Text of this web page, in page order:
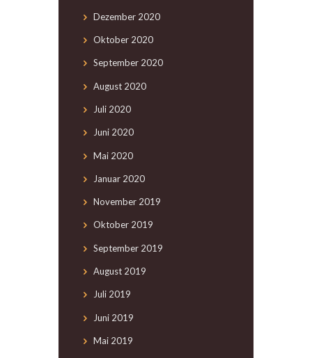
Dezember 2020
Oktober 2020
September 2020
August 2020
Juli 2020
Juni 2020
Mai 2020
Januar 2020
November 2019
Oktober 2019
September 2019
August 2019
Juli 2019
Juni 2019
Mai 2019